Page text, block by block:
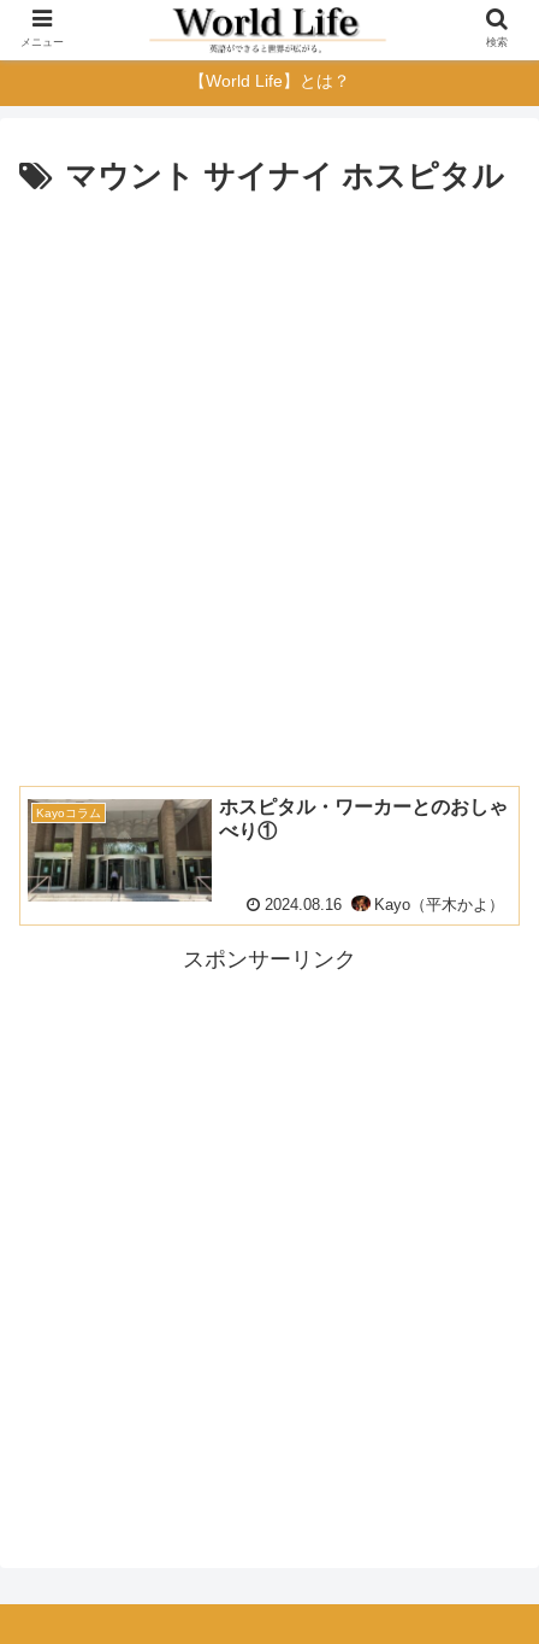
【World Life】とは？
マウント サイナイ ホスピタル
Kayoコラム
ホスピタル・ワーカーとのおしゃ
べり①
2024.08.16 Kayo（平木かよ）
スポンサーリンク
メニュー 検索